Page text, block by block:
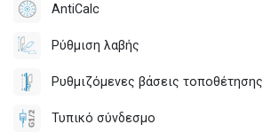
AntiCalc
Ρύθμιση λαβής
Ρυθμιζόμενες βάσεις τοποθέτησης
Τυπικό σύνδεσμο